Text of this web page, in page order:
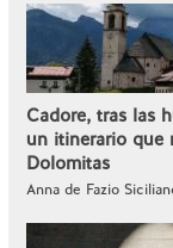
Cadore, tras las
un itinerario que
Dolomitas
Anna de Fazio